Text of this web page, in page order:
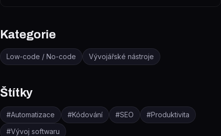
Kategorie
Low-code / No-code Vývojářské nástroje
Štítky
#Automatizace #Kódování #SEO #Produktivita
#Vývoj softwaru